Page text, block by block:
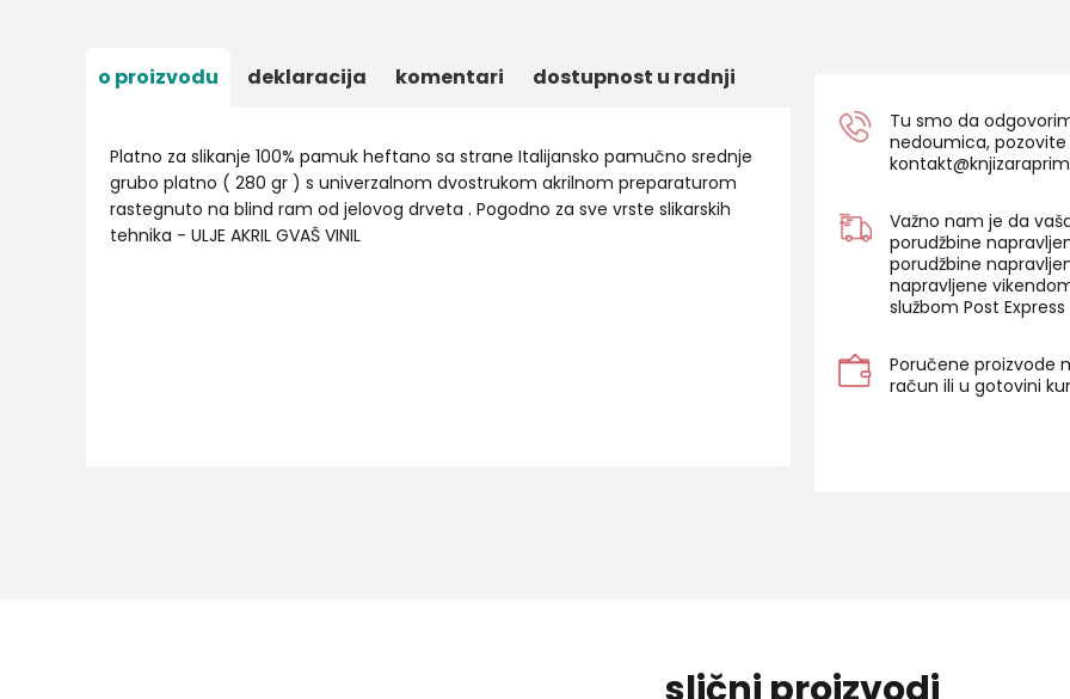
o proizvodu deklaracija komentari dostupnost u radnji
Platno za slikanje 100% pamuk heftano sa strane Italijansko pamučno srednje
grubo platno ( 280 gr ) s univerzalnom dvostrukom akrilnom preparaturom
rastegnuto na blind ram od jelovog drveta . Pogodno za sve vrste slikarskih
tehnika - ULJE AKRIL GVAŠ VINIL
Tu smo da
nedoumica, pozovite
Važno nam je da
porudžbine
porudžbine
napravljene
službom Post
Poručene proizvode
račun ili u gotovini